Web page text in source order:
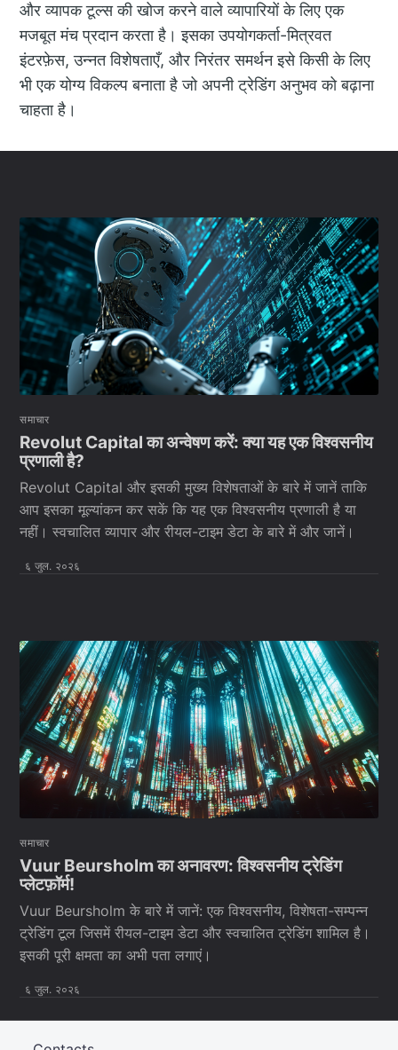
और व्यापक टूल्स की खोज करने वाले व्यापारियों के लिए एक
मजबूत मंच प्रदान करता है। इसका उपयोगकर्ता-मित्रवत
इंटरफ़ेस, उन्नत विशेषताएँ, और निरंतर समर्थन इसे किसी के लिए
भी एक योग्य विकल्प बनाता है जो अपनी ट्रेडिंग अनुभव को बढ़ाना
चाहता है।
समाचार
Revolut Capital का अन्वेषण करें: क्या यह एक विश्वसनीय
प्रणाली है?
Revolut Capital और इसकी मुख्य विशेषताओं के बारे में जानें ताकि
आप इसका मूल्यांकन कर सकें कि यह एक विश्वसनीय प्रणाली है या
नहीं। स्वचालित व्यापार और रीयल-टाइम डेटा के बारे में और जानें।
६ जुल. २०२६
समाचार
Vuur Beursholm का अनावरण: विश्वसनीय ट्रेडिंग
प्लेटफ़ॉर्म!
Vuur Beursholm के बारे में जानें: एक विश्वसनीय, विशेषता-सम्पन्न
ट्रेडिंग टूल जिसमें रीयल-टाइम डेटा और स्वचालित ट्रेडिंग शामिल है।
इसकी पूरी क्षमता का अभी पता लगाएं।
६ जुल. २०२६